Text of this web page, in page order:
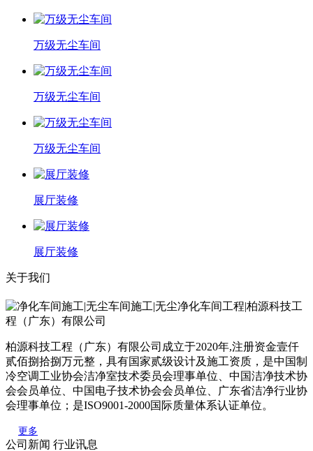
万级无尘车间
万级无尘车间
万级无尘车间
展厅装修
展厅装修
关于我们
柏源科技工程（广东）有限公司成立于2020年,注册资金壹仟
贰佰捌拾捌万元整，具有国家贰级设计及施工资质，是中国制
冷空调工业协会洁净室技术委员会理事单位、中国洁净技术协
会会员单位、中国电子技术协会会员单位、广东省洁净行业协
会理事单位；是ISO9001-2000国际质量体系认证单位。
更多
公司新闻 行业讯息